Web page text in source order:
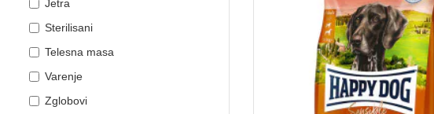
Jetra
Sterilisani
Telesna masa
Varenje
Zglobovi